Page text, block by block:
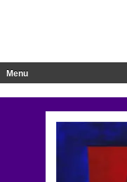
Menu